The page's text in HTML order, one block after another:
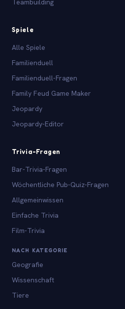
Teambuilding
Spiele
Alle Spiele
Familienduell
Familienduell-Fragen
Family Feud Game Maker
Jeopardy
Jeopardy-Editor
Trivia-Fragen
Bar-Trivia-Fragen
Wöchentliche Pub-Quiz-Fragen
Allgemeinwissen
Einfache Trivia
Film-Trivia
NACH KATEGORIE
Geografie
Wissenschaft
Tiere